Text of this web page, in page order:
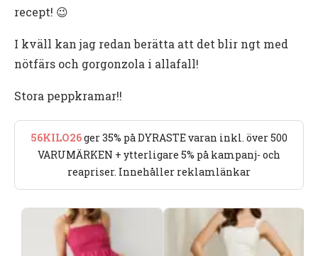
recept! 😉
I kväll kan jag redan berätta att det blir ngt med
nötfärs och gorgonzola i allafall!
Stora peppkramar!!
56KILO26ger 35% på DYRASTE varan inkl. över 500
VARUMÄRKEN + ytterligare 5% på kampanj- och
reapriser. Innehåller reklamlänkar